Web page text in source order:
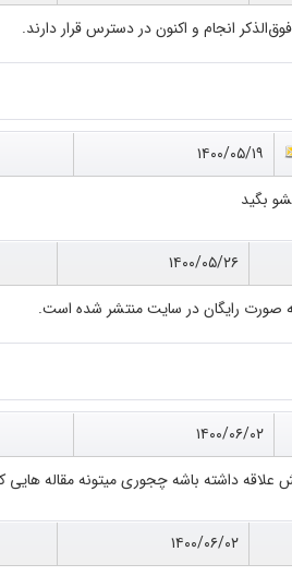
انجام و اکنون در دسترس قرار دارند.
۱۴۰۰/۰۵/۱۹
بگید
۱۴۰۰/۰۵/۲۶
صورت رایگان در سایت منتشر شده است.
۱۴۰۰/۰۶/۰۲
داشته باشه چجوری میتونه مقاله هایی
۱۴۰۰/۰۶/۰۲